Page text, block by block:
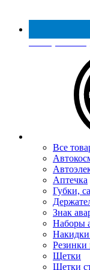
Реестр
Все
Аптечка
Губки,
Знак
Наборы
Накидки
Резинки
Щетки
Щетки